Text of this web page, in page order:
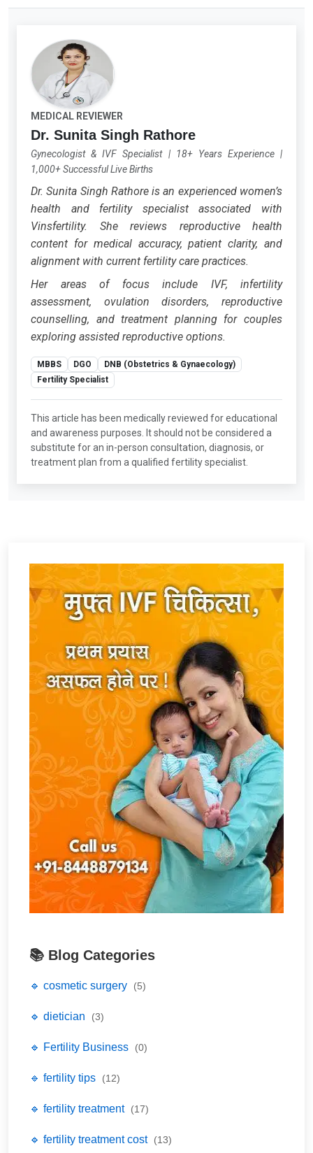
MEDICAL REVIEWER
Dr. Sunita Singh Rathore
Gynecologist & IVF Specialist| 18+ Years Experience|
1,000+ Successful Live Births
Dr. Sunita Singh Rathore is an experienced women’s
health and fertility specialist associated with
Vinsfertility. She reviews reproductive health
content for medical accuracy, patient clarity, and
alignment with current fertility care practices.
Her areas of focus include IVF, infertility
assessment, ovulation disorders, reproductive
counselling, and treatment planning for couples
exploring assisted reproductive options.
MBBS DGO
DNB (Obstetrics & Gynaecology)
Fertility Specialist
This article has been medically reviewed for educational
and awareness purposes. It should not be considered a
substitute for an in-person consultation, diagnosis, or
treatment plan from a qualified fertility specialist.
📚 Blog Categories
🔹 cosmetic surgery (5)
🔹 dietician (3)
🔹 Fertility Business (0)
🔹 fertility tips (12)
🔹 fertility treatment (17)
🔹 fertility treatment cost (13)